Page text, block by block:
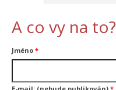
A co vy na to?
Jméno *